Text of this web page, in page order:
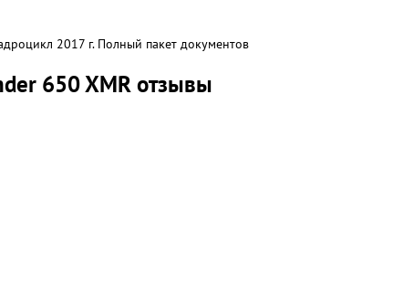
2017 г. Полный пакет документов
650 XMR отзывы